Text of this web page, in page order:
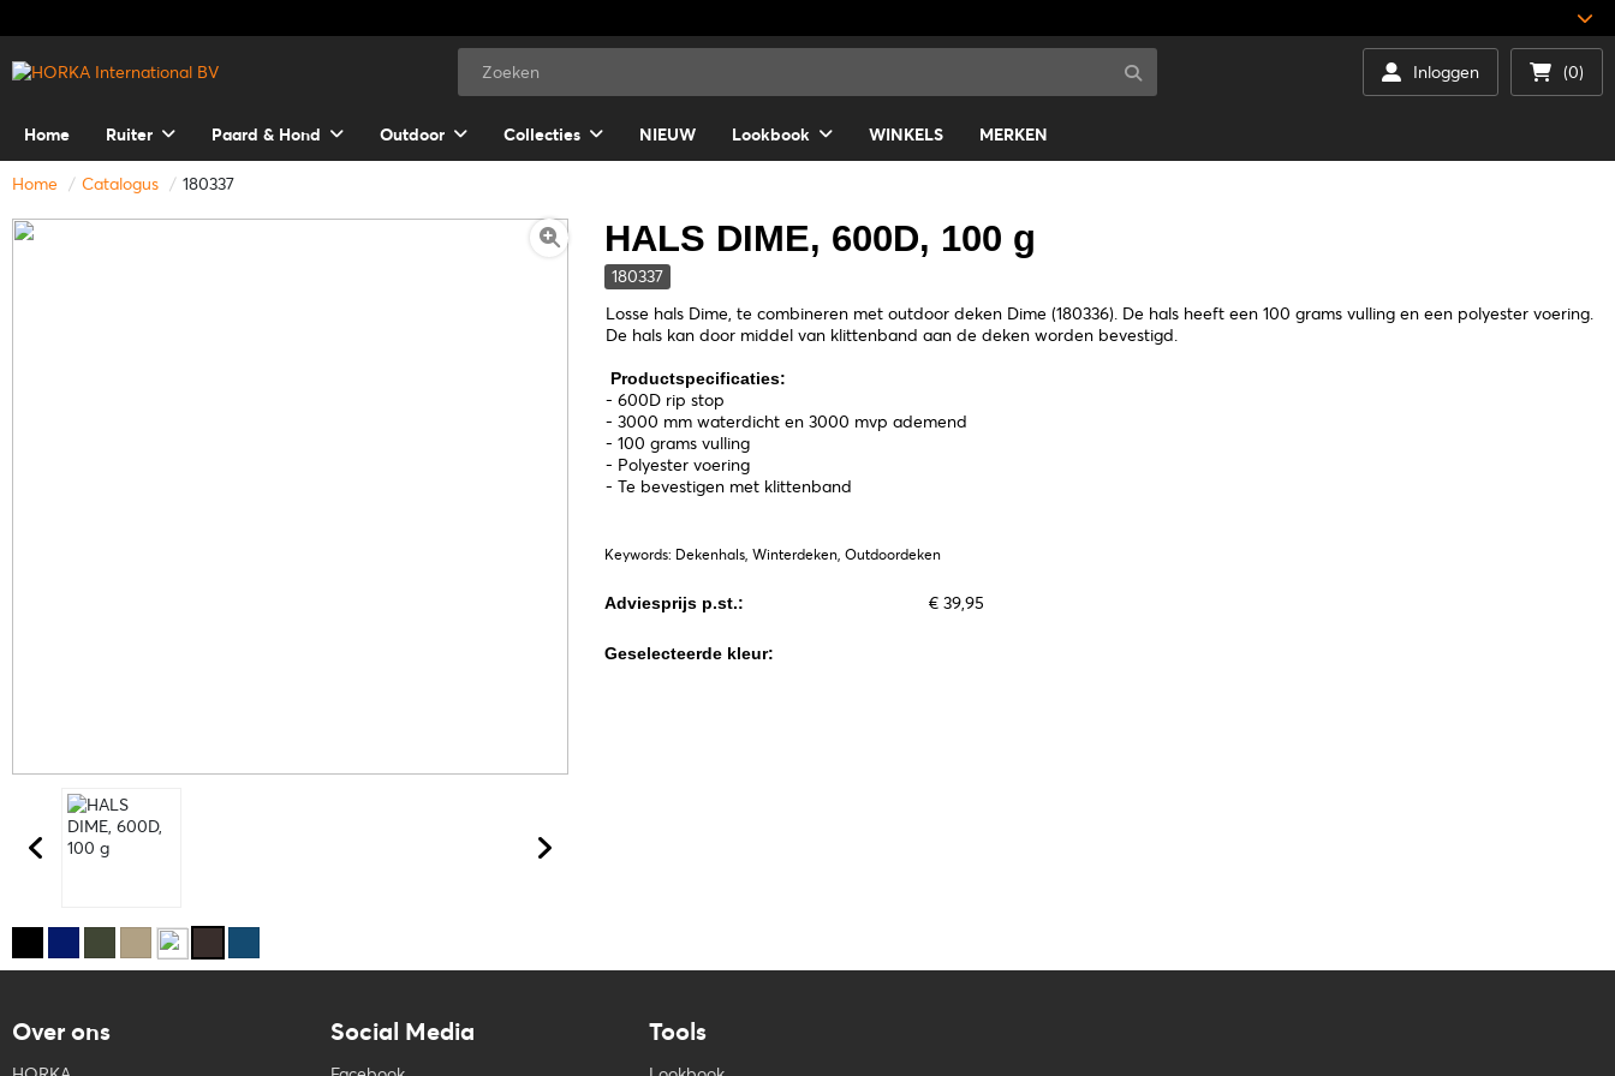
Inloggen (0)
Home Ruiter Paard & Hond Outdoor Collecties NIEUW Lookbook WINKELS MERKEN
Home Catalogus 180337
HALS DIME, 600D, 100 g
180337
Losse hals Dime, te combineren met outdoor deken Dime (180336). De hals heeft een 100 grams vulling en een polyester voering.
De hals kan door middel van klittenband aan de deken worden bevestigd.
Productspecificaties:
- 600D rip stop
- 3000 mm waterdicht en 3000 mvp ademend
- 100 grams vulling
- Polyester voering
- Te bevestigen met klittenband
Keywords: Dekenhals, Winterdeken, Outdoordeken
Adviesprijs p.st.: € 39,95
Geselecteerde kleur:
Over ons Social Media Tools